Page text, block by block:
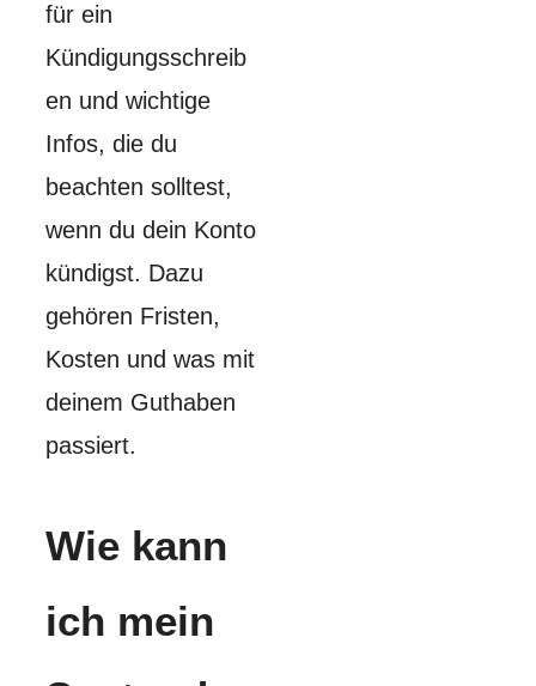
für ein
Kündigungsschreib
en und wichtige
Infos, die du
beachten solltest,
wenn du dein Konto
kündigst. Dazu
gehören Fristen,
Kosten und was mit
deinem Guthaben
passiert.
Wie kann
ich mein